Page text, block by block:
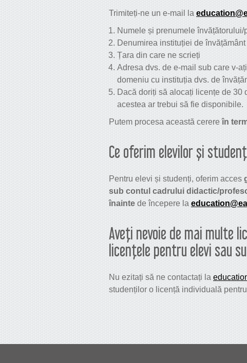
Trimiteți-ne un e-mail la
Numele și prenumele învățătorului/
Denumirea instituției de
Țara din care ne scrieți
Adresa dvs. de e-mail sub care v-
domeniu cu instituția dvs. de
Dacă doriți să alocați licențe de 30
acestea ar trebui să fie disponibile.
Putem procesa această cerereîn
Ce oferim elevilor și
Pentru elevi și studenți, oferim acces
sub contul cadrului didactic/
înainte de începere la
Aveți nevoie de mai multe
licențele pentru elevi sau
Nu ezitați să ne contactați la
studenților o licență individuală